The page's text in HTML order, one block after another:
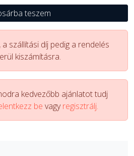
teszem
szállítási díj pedig a rendelés
kiszámításra.
kedvezőbb ajánlatot tudj
be vagyregisztrálj.